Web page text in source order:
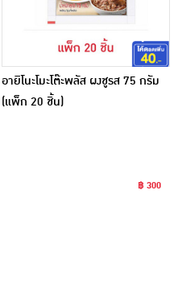
อายิโนะโมะโต๊ะพลัส ผงชูรส 75 กรัม
(แพ็ก 20 ชิ้น)
฿ 300